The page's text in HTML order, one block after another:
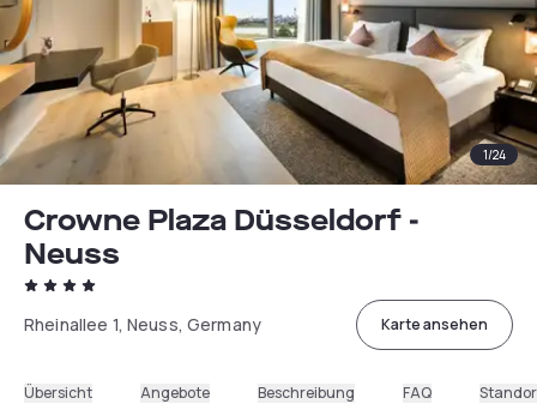
1/24
Crowne Plaza Düsseldorf -
Neuss
Rheinallee 1, Neuss, Germany Karte ansehen
Übersicht Angebote Beschreibung FAQ